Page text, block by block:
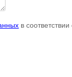
в соответствии